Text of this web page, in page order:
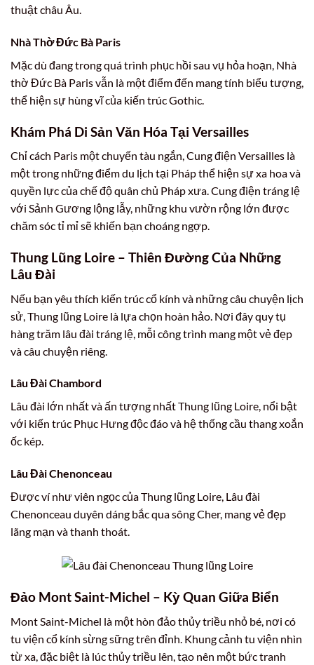
thuật châu Âu.
Nhà Thờ Đức Bà Paris
Mặc dù đang trong quá trình phục hồi sau vụ hỏa hoạn, Nhà
thờ Đức Bà Paris vẫn là một điểm đến mang tính biểu tượng,
thể hiện sự hùng vĩ của kiến trúc Gothic.
Khám Phá Di Sản Văn Hóa Tại Versailles
Chỉ cách Paris một chuyến tàu ngắn, Cung điện Versailles là
một trong những điểm du lịch tại Pháp thể hiện sự xa hoa và
quyền lực của chế độ quân chủ Pháp xưa. Cung điện tráng lệ
với Sảnh Gương lộng lẫy, những khu vườn rộng lớn được
chăm sóc tỉ mỉ sẽ khiến bạn choáng ngợp.
Thung Lũng Loire – Thiên Đường Của Những
Lâu Đài
Nếu bạn yêu thích kiến trúc cổ kính và những câu chuyện lịch
sử, Thung lũng Loire là lựa chọn hoàn hảo. Nơi đây quy tụ
hàng trăm lâu đài tráng lệ, mỗi công trình mang một vẻ đẹp
và câu chuyện riêng.
Lâu Đài Chambord
Lâu đài lớn nhất và ấn tượng nhất Thung lũng Loire, nổi bật
với kiến trúc Phục Hưng độc đáo và hệ thống cầu thang xoắn
ốc kép.
Lâu Đài Chenonceau
Được ví như viên ngọc của Thung lũng Loire, Lâu đài
Chenonceau duyên dáng bắc qua sông Cher, mang vẻ đẹp
lãng mạn và thanh thoát.
Đảo Mont Saint-Michel – Kỳ Quan Giữa Biển
Mont Saint-Michel là một hòn đảo thủy triều nhỏ bé, nơi có
tu viện cổ kính sừng sững trên đỉnh. Khung cảnh tu viện nhìn
từ xa, đặc biệt là lúc thủy triều lên, tạo nên một bức tranh